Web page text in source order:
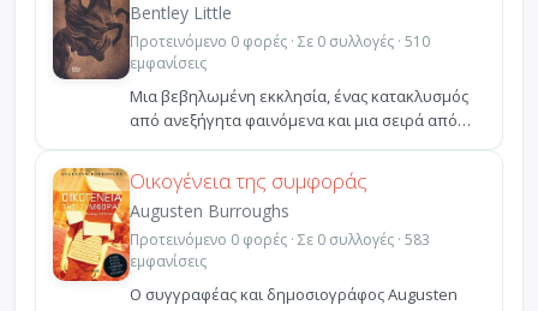
Bentley Little
Προτεινόμενο 0 φορές · Σε 0 συλλογές · 510
εμφανίσεις
Μια βεβηλωμένη εκκλησία, ένας κατακλυσμός
από ανεξήγητα φαινόμενα και μια σειρά από
φριχτές δολοφονί...
Οικογένεια της συμφοράς
Augusten Burroughs
Προτεινόμενο 0 φορές · Σε 0 συλλογές · 583
εμφανίσεις
O συγγραφέας και δημοσιογράφος Augusten